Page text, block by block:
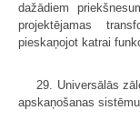
dažādiem
projektējamas
pieskaņojot katrai
29. Universālās
apskaņošanas